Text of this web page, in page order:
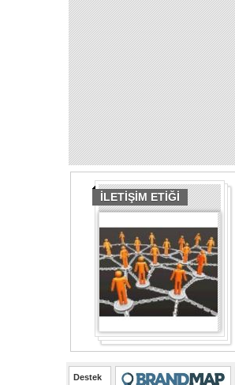
İLETİŞİM ETİĞİ
Destek